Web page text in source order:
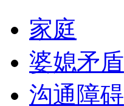
家庭
婆媳矛盾
沟通障碍